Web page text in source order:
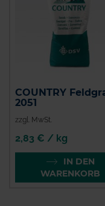
COUNTRY
2051
zzgl. MwSt.
2,83 € / kg
IN DEN
WARENKORB